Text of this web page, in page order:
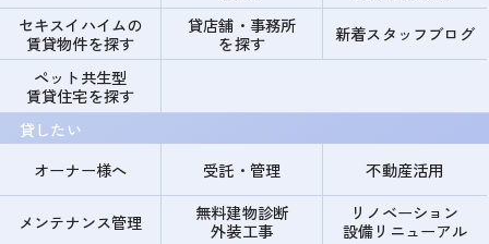
セキスイハイムの
賃貸物件を探す
貸店舗・事務所
を探す
新着スタッフブログ
ペット共生型
賃貸住宅を探す
貸したい
オーナー様へ
受託・管理 不動産活用
メンテナンス管理
無料建物診断
外装工事
リノベーション
設備リニューアル